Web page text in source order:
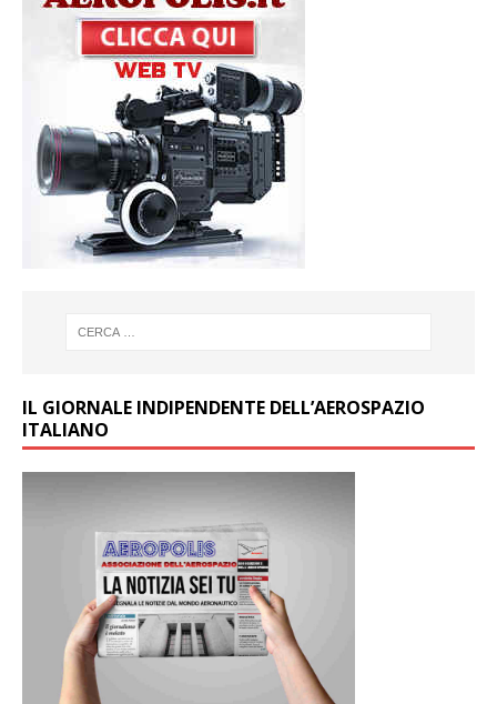
IL GIORNALE INDIPENDENTE DELL’AEROSPAZIO
ITALIANO